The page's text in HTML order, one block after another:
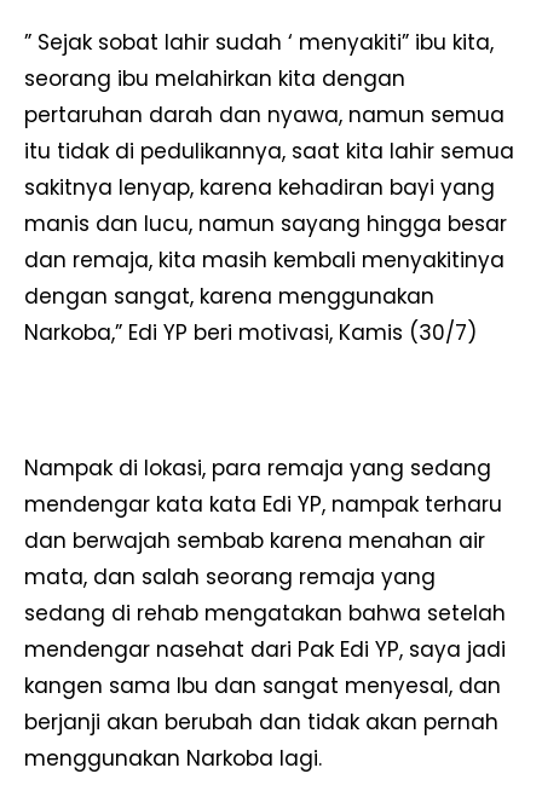
” Sejak sobat lahir sudah ‘ menyakiti” ibu kita,
seorang ibu melahirkan kita dengan
pertaruhan darah dan nyawa, namun semua
itu tidak di pedulikannya, saat kita lahir semua
sakitnya lenyap, karena kehadiran bayi yang
manis dan lucu, namun sayang hingga besar
dan remaja, kita masih kembali menyakitinya
dengan sangat, karena menggunakan
Narkoba,” Edi YP beri motivasi, Kamis (30/7)
Nampak di lokasi, para remaja yang sedang
mendengar kata kata Edi YP, nampak terharu
dan berwajah sembab karena menahan air
mata, dan salah seorang remaja yang
sedang di rehab mengatakan bahwa setelah
mendengar nasehat dari Pak Edi YP, saya jadi
kangen sama Ibu dan sangat menyesal, dan
berjanji akan berubah dan tidak akan pernah
menggunakan Narkoba lagi.